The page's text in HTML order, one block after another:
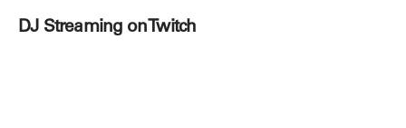
DJ Streaming on Twitch